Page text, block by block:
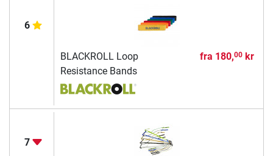
6
BLACKROLL Loop
Resistance Bands
fra 180,00kr
7